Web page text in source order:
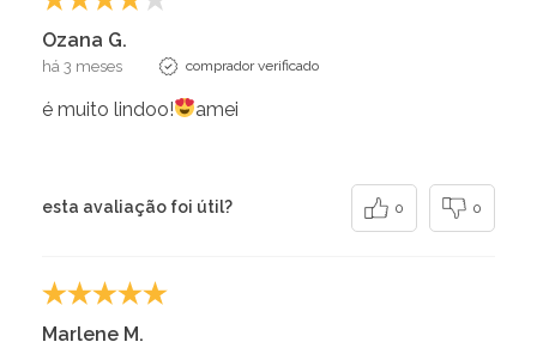
Ozana G.
há 3 meses comprador verificado
é muito lindoo! amei
esta avaliação foi útil? 0 0
Marlene M.